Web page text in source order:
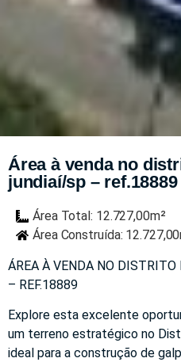
Área à venda no
jundiaí/sp – ref.18889
Área Total: 12.727,00m²
Área Construída:
ÁREA À VENDA NO
– REF.18889
Explore esta excelente
um terreno estratégico no
ideal para a construção de